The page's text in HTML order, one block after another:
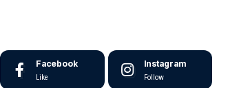
Facebook
Like
Instagram
Follow